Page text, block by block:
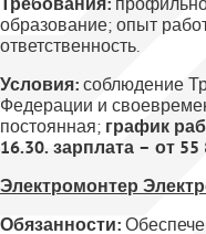
образование; опыт
ответственность.
Условия: соблюдение
Федерации и
постоянная; график
16.30. зарплата – от 55
Электромонтер
Обязанности: